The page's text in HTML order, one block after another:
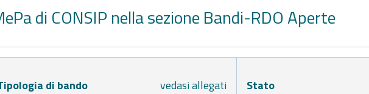
di CONSIP nella sezione Bandi-RDO Aperte
di bando vedasi allegati Stato